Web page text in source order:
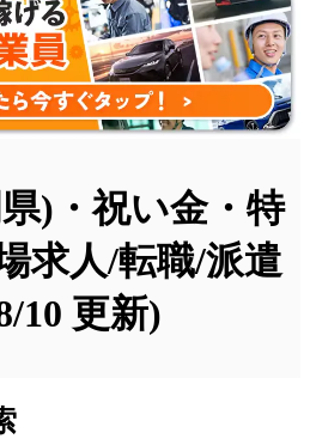
)・祝い金・特
求人/転職/派遣
10 更新)